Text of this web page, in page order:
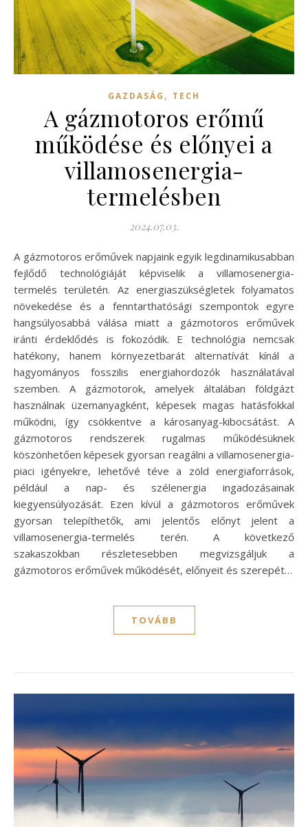
GAZDASÁG , TECH
A gázmotoros erőmű
működése és előnyei a
villamosenergia-
termelésben
2024.07.03.
A gázmotoros erőművek napjaink egyik legdinamikusabban
fejlődő technológiáját képviselik a villamosenergia-
termelés területén. Az energiaszükségletek folyamatos
növekedése és a fenntarthatósági szempontok egyre
hangsúlyosabbá válása miatt a gázmotoros erőművek
iránti érdeklődés is fokozódik. E technológia nemcsak
hatékony, hanem környezetbarát alternatívát kínál a
hagyományos fosszilis energiahordozók használatával
szemben. A gázmotorok, amelyek általában földgázt
használnak üzemanyagként, képesek magas hatásfokkal
működni, így csökkentve a károsanyag-kibocsátást. A
gázmotoros rendszerek rugalmas működésüknek
köszönhetően képesek gyorsan reagálni a villamosenergia-
piaci igényekre, lehetővé téve a zöld energiaforrások,
például a nap- és szélenergia ingadozásainak
kiegyensúlyozását. Ezen kívül a gázmotoros erőművek
gyorsan telepíthetők, ami jelentős előnyt jelent a
villamosenergia-termelés terén. A következő
szakaszokban részletesebben megvizsgáljuk a
gázmotoros erőművek működését, előnyeit és szerepét…
TOVÁBB